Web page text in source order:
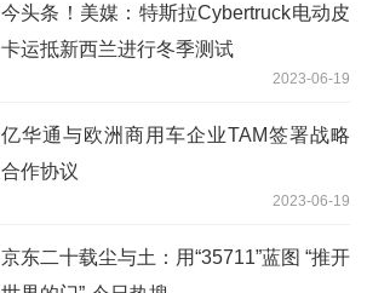
今头条！美媒：特斯拉Cybertruck电动皮
卡运抵新西兰进行冬季测试
2023-06-19
亿华通与欧洲商用车企业TAM签署战略
合作协议
2023-06-19
京东二十载尘与土：用“35711”蓝图 “推开